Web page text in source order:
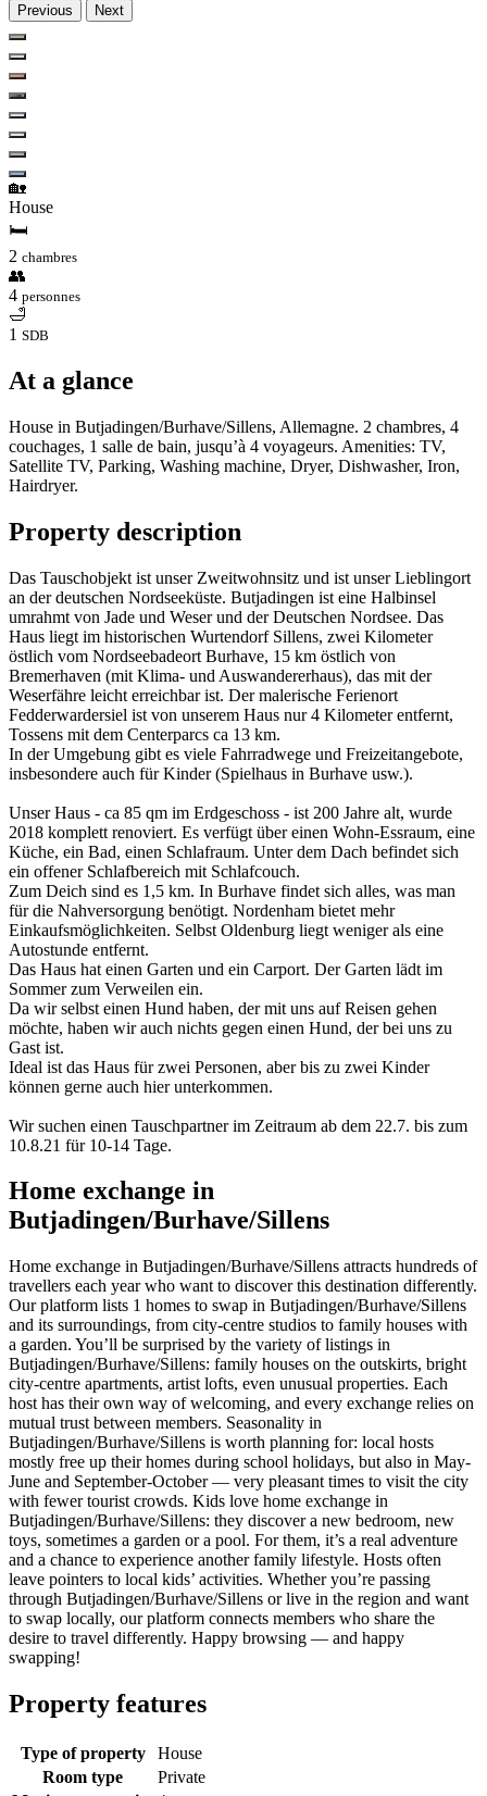
Previous Next
🏡
House
🛏
2 chambres
👥
4 personnes
🛁
1 SDB
At a glance
House in Butjadingen/Burhave/Sillens, Allemagne. 2 chambres, 4
couchages, 1 salle de bain, jusqu’à 4 voyageurs. Amenities: TV,
Satellite TV, Parking, Washing machine, Dryer, Dishwasher, Iron,
Hairdryer.
Property description
Das Tauschobjekt ist unser Zweitwohnsitz und ist unser Lieblingort
an der deutschen Nordseeküste. Butjadingen ist eine Halbinsel
umrahmt von Jade und Weser und der Deutschen Nordsee. Das
Haus liegt im historischen Wurtendorf Sillens, zwei Kilometer
östlich vom Nordseebadeort Burhave, 15 km östlich von
Bremerhaven (mit Klima- und Auswandererhaus), das mit der
Weserfähre leicht erreichbar ist. Der malerische Ferienort
Fedderwardersiel ist von unserem Haus nur 4 Kilometer entfernt,
Tossens mit dem Centerparcs ca 13 km.
In der Umgebung gibt es viele Fahrradwege und Freizeitangebote,
insbesondere auch für Kinder (Spielhaus in Burhave usw.).
Unser Haus - ca 85 qm im Erdgeschoss - ist 200 Jahre alt, wurde
2018 komplett renoviert. Es verfügt über einen Wohn-Essraum, eine
Küche, ein Bad, einen Schlafraum. Unter dem Dach befindet sich
ein offener Schlafbereich mit Schlafcouch.
Zum Deich sind es 1,5 km. In Burhave findet sich alles, was man
für die Nahversorgung benötigt. Nordenham bietet mehr
Einkaufsmöglichkeiten. Selbst Oldenburg liegt weniger als eine
Autostunde entfernt.
Das Haus hat einen Garten und ein Carport. Der Garten lädt im
Sommer zum Verweilen ein.
Da wir selbst einen Hund haben, der mit uns auf Reisen gehen
möchte, haben wir auch nichts gegen einen Hund, der bei uns zu
Gast ist.
Ideal ist das Haus für zwei Personen, aber bis zu zwei Kinder
können gerne auch hier unterkommen.
Wir suchen einen Tauschpartner im Zeitraum ab dem 22.7. bis zum
10.8.21 für 10-14 Tage.
Home exchange in
Butjadingen/Burhave/Sillens
Home exchange in Butjadingen/Burhave/Sillens attracts hundreds of
travellers each year who want to discover this destination differently.
Our platform lists 1 homes to swap in Butjadingen/Burhave/Sillens
and its surroundings, from city-centre studios to family houses with
a garden. You’ll be surprised by the variety of listings in
Butjadingen/Burhave/Sillens: family houses on the outskirts, bright
city-centre apartments, artist lofts, even unusual properties. Each
host has their own way of welcoming, and every exchange relies on
mutual trust between members. Seasonality in
Butjadingen/Burhave/Sillens is worth planning for: local hosts
mostly free up their homes during school holidays, but also in May-
June and September-October — very pleasant times to visit the city
with fewer tourist crowds. Kids love home exchange in
Butjadingen/Burhave/Sillens: they discover a new bedroom, new
toys, sometimes a garden or a pool. For them, it’s a real adventure
and a chance to experience another family lifestyle. Hosts often
leave pointers to local kids’ activities. Whether you’re passing
through Butjadingen/Burhave/Sillens or live in the region and want
to swap locally, our platform connects members who share the
desire to travel differently. Happy browsing — and happy
swapping!
Property features
Type of property
House
Room type
Private